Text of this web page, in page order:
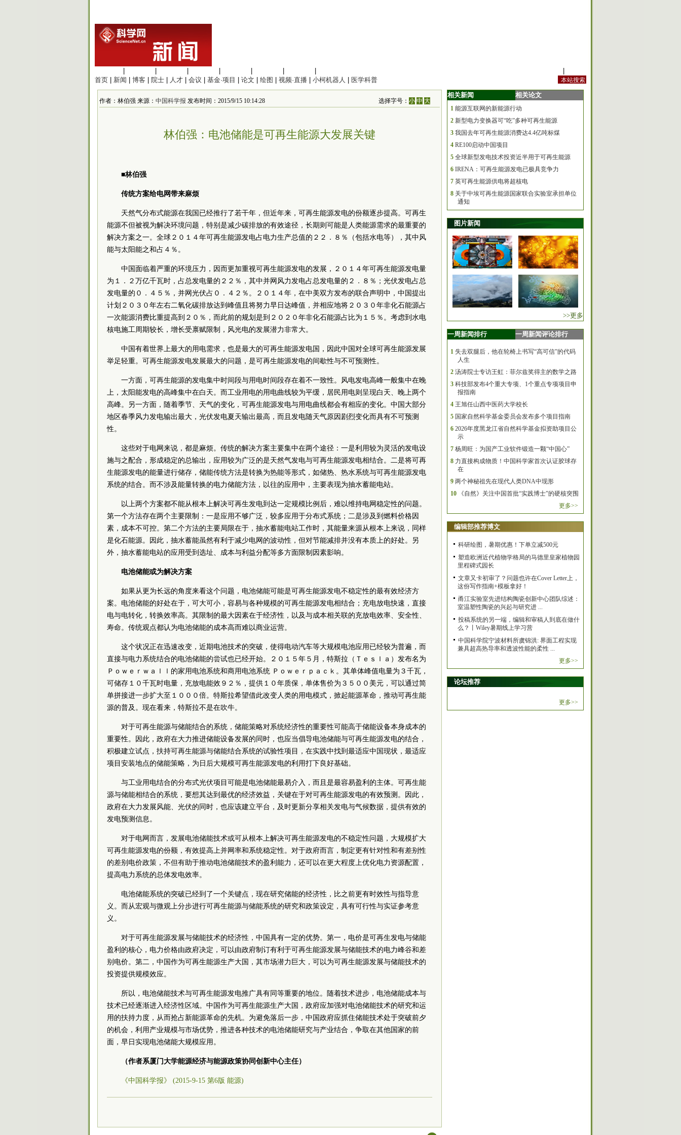
首页
新闻 博客 院士 人才 会议 基金·项目 论文 绘图 视频·直播 小柯机器人 医学科普
作者：林伯强 来源： 中国科学报 发布时间：2015/9/15 10:14:28 选择字号：小 中 大
林伯强：电池储能是可再生能源大发展关键
■林伯强
传统方案给电网带来麻烦
天然气分布式能源在我国已经推行了若干年，但近年来，可再生能源发电的份额逐步提高。可再生
能源不但被视为解决环境问题，特别是减少碳排放的有效途径，长期则可能是人类能源需求的最重要的
解决方案之一。全球２０１４年可再生能源发电占电力生产总值的２２．８％（包括水电等），其中风
能与太阳能之和占４％。
中国面临着严重的环境压力，因而更加重视可再生能源发电的发展，２０１４年可再生能源发电量
为１．２万亿千瓦时，占总发电量的２２％，其中并网风力发电占总发电量的２．８％；光伏发电占总
发电量的０．４５％，并网光伏占０．４２％。２０１４年，在中美双方发布的联合声明中，中国提出
计划２０３０年左右二氧化碳排放达到峰值且将努力早日达峰值，并相应地将２０３０年非化石能源占
一次能源消费比重提高到２０％，而此前的规划是到２０２０年非化石能源占比为１５％。考虑到水电
核电施工周期较长，增长受禀赋限制，风光电的发展潜力非常大。
中国有着世界上最大的用电需求，也是最大的可再生能源发电国，因此中国对全球可再生能源发展
举足轻重。可再生能源发电发展最大的问题，是可再生能源发电的间歇性与不可预测性。
一方面，可再生能源的发电集中时间段与用电时间段存在着不一致性。风电发电高峰一般集中在晚
上，太阳能发电的高峰集中在白天。而工业用电的用电曲线较为平缓，居民用电则呈现白天、晚上两个
高峰。另一方面，随着季节、天气的变化，可再生能源发电与用电曲线都会有相应的变化。中国大部分
地区春季风力发电输出最大，光伏发电夏天输出最高，而且发电随天气原因剧烈变化而具有不可预测
性。
这些对于电网来说，都是麻烦。传统的解决方案主要集中在两个途径：一是利用较为灵活的发电设
施与之配合，形成稳定的总输出，应用较为广泛的是天然气发电与可再生能源发电相结合。二是将可再
生能源发电的能量进行储存，储能传统方法是转换为热能等形式，如储热、热水系统与可再生能源发电
系统的结合。而不涉及能量转换的电力储能方法，以往的应用中，主要表现为抽水蓄能电站。
以上两个方案都不能从根本上解决可再生发电到达一定规模比例后，难以维持电网稳定性的问题。
第一个方法存在两个主要限制：一是应用不够广泛，较多应用于分布式系统；二是涉及到燃料价格因
素，成本不可控。第二个方法的主要局限在于，抽水蓄能电站工作时，其能量来源从根本上来说，同样
是化石能源。因此，抽水蓄能虽然有利于减少电网的波动性，但对节能减排并没有本质上的好处。另
外，抽水蓄能电站的应用受到选址、成本与利益分配等多方面限制因素影响。
电池储能或为解决方案
如果从更为长远的角度来看这个问题，电池储能可能是可再生能源发电不稳定性的最有效经济方
案。电池储能的好处在于，可大可小，容易与各种规模的可再生能源发电相结合；充电放电快速，直接
电与电转化，转换效率高。其限制的最大因素在于经济性，以及与成本相关联的充放电效率、安全性、
寿命。传统观点都认为电池储能的成本高而难以商业运营。
这个状况正在迅速改变，近期电池技术的突破，使得电动汽车等大规模电池应用已经较为普遍，而
直接与电力系统结合的电池储能的尝试也已经开始。２０１５年５月，特斯拉（Ｔｅｓｌａ）发布名为
Ｐｏｗｅｒｗａｌｌ的家用电池系统和商用电池系统 Ｐｏｗｅｒｐａｃｋ。其单体峰值电量为３千瓦，
可储存１０千瓦时电量，充放电能效９２％，提供１０年质保，单体售价为３５００美元，可以通过简
单拼接进一步扩大至１０００倍。特斯拉希望借此改变人类的用电模式，掀起能源革命，推动可再生能
源的普及。现在看来，特斯拉不是在吹牛。
对于可再生能源与储能结合的系统，储能策略对系统经济性的重要性可能高于储能设备本身成本的
重要性。因此，政府在大力推进储能设备发展的同时，也应当倡导电池储能与可再生能源发电的结合，
积极建立试点，扶持可再生能源与储能结合系统的试验性项目，在实践中找到最适应中国现状，最适应
项目安装地点的储能策略，为日后大规模可再生能源发电的利用打下良好基础。
与工业用电结合的分布式光伏项目可能是电池储能最易介入，而且是最容易盈利的主体。可再生能
源与储能相结合的系统，要想其达到最优的经济效益，关键在于对可再生能源发电的有效预测。因此，
政府在大力发展风能、光伏的同时，也应该建立平台，及时更新分享相关发电与气候数据，提供有效的
发电预测信息。
对于电网而言，发展电池储能技术或可从根本上解决可再生能源发电的不稳定性问题，大规模扩大
可再生能源发电的份额，有效提高上并网率和系统稳定性。对于政府而言，制定更有针对性和有差别性
的差别电价政策，不但有助于推动电池储能技术的盈利能力，还可以在更大程度上优化电力资源配置，
提高电力系统的总体发电效率。
电池储能系统的突破已经到了一个关键点，现在研究储能的经济性，比之前更有时效性与指导意
义。而从宏观与微观上分步进行可再生能源与储能系统的研究和政策设定，具有可行性与实证参考意
义。
对于可再生能源发展与储能技术的经济性，中国具有一定的优势。第一，电价是可再生发电与储能
盈利的核心，电力价格由政府决定，可以由政府制订有利于可再生能源发展与储能技术的电力峰谷和差
别电价。第二，中国作为可再生能源生产大国，其市场潜力巨大，可以为可再生能源发展与储能技术的
投资提供规模效应。
所以，电池储能技术与可再生能源发电推广具有同等重要的地位。随着技术进步，电池储能成本与
技术已经逐渐进入经济性区域。中国作为可再生能源生产大国，政府应加强对电池储能技术的研究和运
用的扶持力度，从而抢占新能源革命的先机。为避免落后一步，中国政府应抓住储能技术处于突破前夕
的机会，利用产业规模与市场优势，推进各种技术的电池储能研究与产业结合，争取在其他国家的前
面，早日实现电池储能大规模应用。
（作者系厦门大学能源经济与能源政策协同创新中心主任）
《中国科学报》 (2015-9-15 第6版 能源)
相关新闻 相关论文
1 能源互联网的新能源行动
2 新型电力变换器可“吃”多种可再生能源
3 我国去年可再生能源消费达4.4亿吨标煤
4 RE100启动中国项目
5 全球新型发电技术投资近半用于可再生能源
6 IRENA：可再生能源发电已极具竞争力
7 英可再生能源供电将超核电
8 关于中埃可再生能源国家联合实验室承担单位
通知
图片新闻
>>更多
一周新闻排行 一周新闻评论排行
1 失去双腿后，他在轮椅上书写“高可信”的代码
人生
2 汤涛院士专访王虹：菲尔兹奖得主的数学之路
3 科技部发布4个重大专项、1个重点专项项目申
报指南
4 王旭任山西中医药大学校长
5 国家自然科学基金委员会发布多个项目指南
6 2026年度黑龙江省自然科学基金拟资助项目公
示
7 杨周旺：为国产工业软件锻造一颗“中国心”
8 力直接构成物质！中国科学家首次认证胶球存
在
9 两个神秘祖先在现代人类DNA中现形
10
《自然》关注中国首批“实践博士”的硬核突围
更多>>
编辑部推荐博文
科研绘图，暑期优惠！下单立减500元
塑造欧洲近代植物学格局的马德里皇家植物园
里程碑式园长
文章又卡初审了？问题也许在Cover Letter上，
这份写作指南+模板拿好！
甬江实验室先进结构陶瓷创新中心团队综述：
室温塑性陶瓷的兴起与研究进 ...
投稿系统的另一端，编辑和审稿人到底在做什
么？丨Wiley暑期线上学习营
中国科学院宁波材料所虞锦洪: 界面工程实现
兼具超高热导率和透波性能的柔性 ...
更多>>
论坛推荐
更多>>